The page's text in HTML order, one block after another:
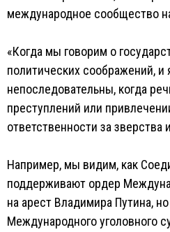
международное сообщество
«Когда мы говорим о
политических соображений, и
непоследовательны, когда
преступлений или
ответственности за зверства
Например, мы видим, как
поддерживают ордер
на арест Владимира Путина,
Международного уголовного